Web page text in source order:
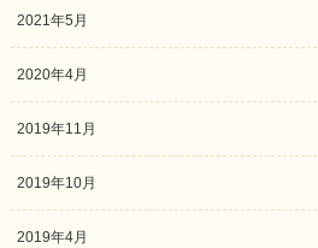
2021年5月
2020年4月
2019年11月
2019年10月
2019年4月